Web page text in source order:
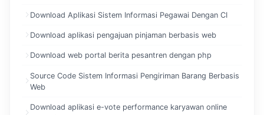
Download Aplikasi Sistem Informasi Pegawai Dengan CI
Download aplikasi pengajuan pinjaman berbasis web
Download web portal berita pesantren dengan php
Source Code Sistem Informasi Pengiriman Barang Berbasis
Web
Download aplikasi e-vote performance karyawan online